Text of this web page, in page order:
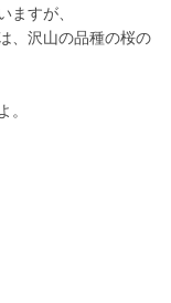
すが、
、沢山の品種の桜の